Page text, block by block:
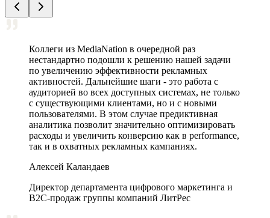
Коллеги из MediaNation в очередной раз
нестандартно подошли к решению нашей задачи
по увеличению эффективности рекламных
активностей. Дальнейшие шаги - это работа с
аудиторией во всех доступных системах, не только
с существующими клиентами, но и с новыми
пользователями. В этом случае предиктивная
аналитика позволит значительно оптимизировать
расходы и увеличить конверсию как в performance,
так и в охватных рекламных кампаниях.
Алексей Каландаев
Директор департамента цифрового маркетинга и
В2С-продаж группы компаний ЛитРес